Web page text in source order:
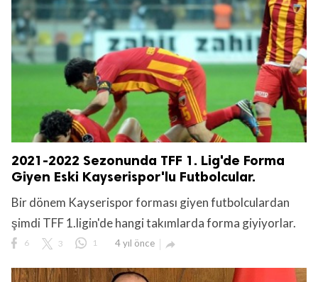
2021-2022 Sezonunda TFF 1. Lig'de Forma
Giyen Eski Kayserispor'lu Futbolcular.
Bir dönem Kayserispor forması giyen futbolculardan
şimdi TFF 1.ligin'de hangi takımlarda forma giyiyorlar.
6 3 1 4 yıl önce 